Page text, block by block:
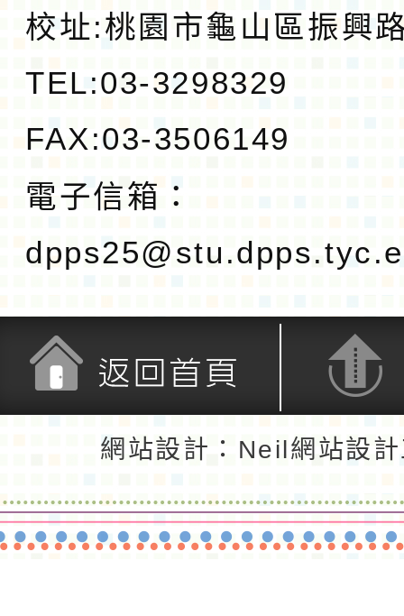
校址:桃園市龜山區振興
TEL:03-3298329
FAX:03-3506149
電子信箱：
返回頂端
網站設計：Neil網站設